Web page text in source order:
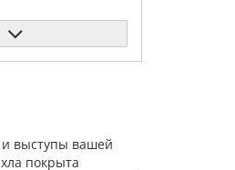
книжка PU для
Galaxy A6
с
чехол
и выступы вашей
покрыта